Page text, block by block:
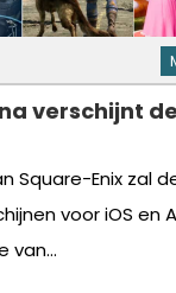
verschijnt
Square-Enix zal
voor iOS en
van...